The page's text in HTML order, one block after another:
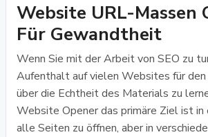
Website URL-Massen
Für Gewandtheit
Wenn Sie mit der Arbeit von SEO zu
Aufenthalt auf vielen Websites für
über die Echtheit des Materials zu
Website Opener das primäre Ziel ist in
alle Seiten zu öffnen, aber in